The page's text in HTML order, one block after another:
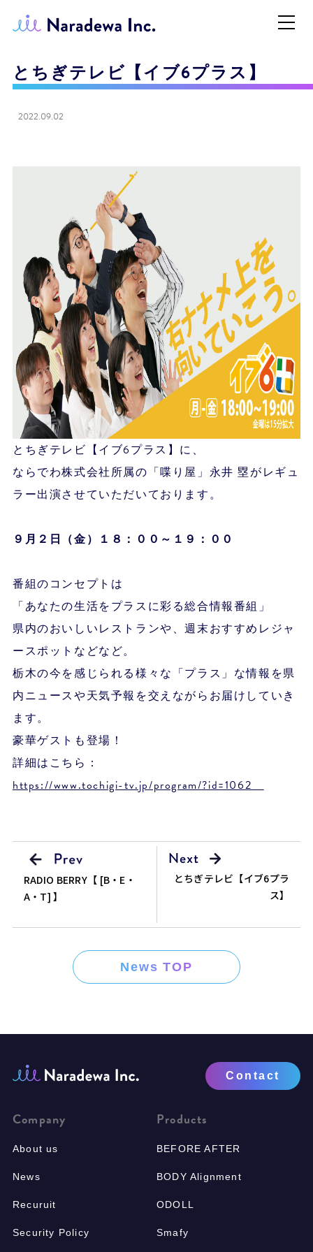
とちぎテレビ【イブ6プラス】
2022.09.02
とちぎテレビ【イブ6プラス】に、
ならでわ株式会社所属の「喋り屋」永井 塁がレギュ
ラー出演させていただいております。
９月２ 日（金）１８：００～１９：００
番組のコンセプトは
「あなたの生活をプラスに彩る総合情報番組」
県内のおいしいレストランや、週末おすすめレジャ
ースポットなどなど。
栃木の今を感じられる様々な「プラス」な情報を県
内ニュースや天気予報を交えながらお届けしていき
ます。
豪華ゲストも登場！
詳細はこちら：
https://www.tochigi-tv.jp/program/?id=1062
RADIO BERRY【 [B・E・
A・T] 】
とちぎテレビ【イブ6プラ
ス】
News TOP
Contact
Company
About us
News
Recuruit
Security Policy
Products
BEFORE AFTER
BODY Alignment
ODOLL
Smafy